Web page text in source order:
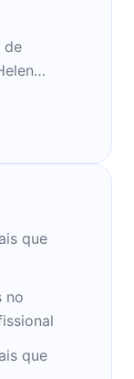
de
Mídia pela
de
que
no
que